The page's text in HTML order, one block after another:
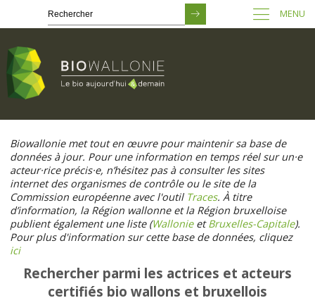
contenu
principal
MENU
Biowallonie met tout en œuvre pour maintenir sa base de
données à jour. Pour une information en temps réel sur un·e
acteur·rice précis·e, n’hésitez pas à consulter les sites
internet des organismes de contrôle ou le site de la
Commission européenne avec l'outil Traces. À titre
d’information, la Région wallonne et la Région bruxelloise
publient également une liste (WallonieetBruxelles-Capitale).
Pour plus d'information sur cette base de données, cliquez
ici
Rechercher parmi les actrices et acteurs
certifiés bio wallons et bruxellois